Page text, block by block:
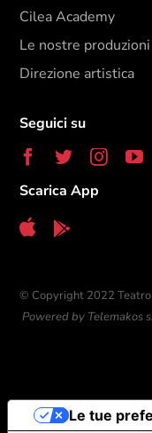
Cilea Academy
Le nostre produzioni
Direzione artistica
Seguici su
Scarica App
© Copyright 2022
Powered by Telemakos
Le tue